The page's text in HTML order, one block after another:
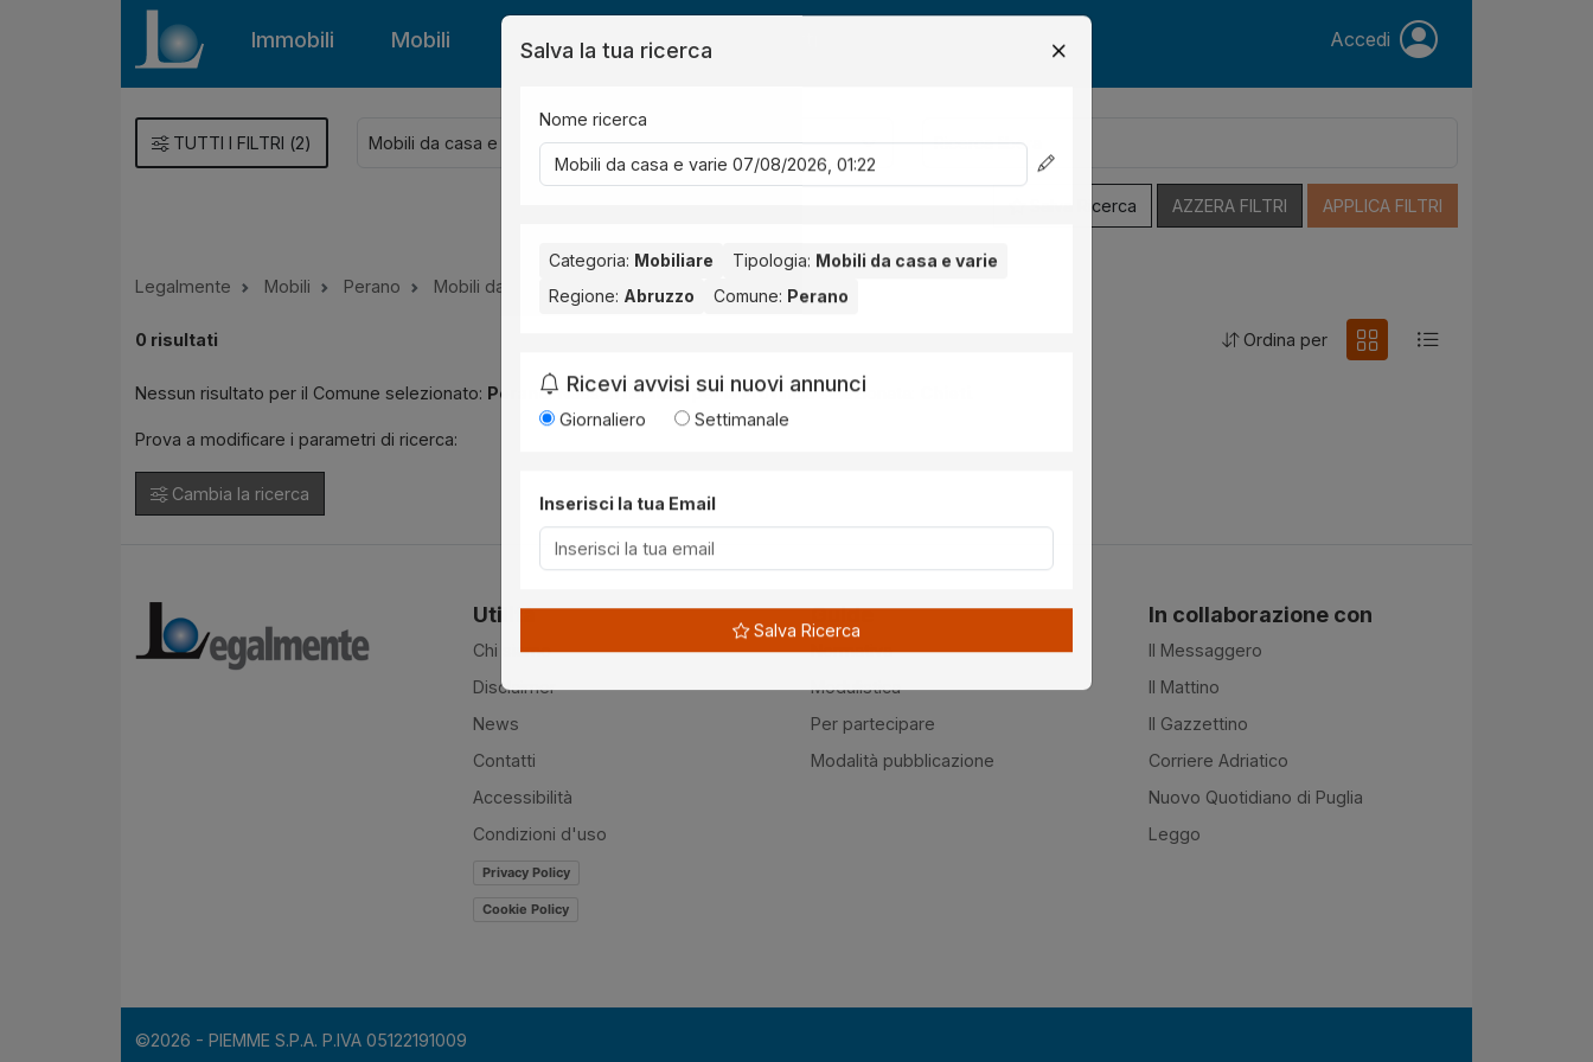
Immobili Mobili Guide News Accedi
TUTTI I FILTRI (2)
Salva Ricerca AZZERA FILTRI APPLICA FILTRI
Legalmente Mobili Perano Mobili da casa e varie
0 risultati Ordina per
Nessun risultato per il Comune selezionato: Perano. Nessun risultato per la Provincia selezionata:
Prova a modificare i parametri di ricerca:
Cambia la ricerca
Utilità
Chi siamo
Disclaimer
News
Contatti
Accessibilità
Condizioni d'uso
Privacy Policy
Cookie Policy
Guide
Normativa
Modulistica
Per partecipare
Modalità pubblicazione
In collaborazione con
Il Messaggero
Il Mattino
Il Gazzettino
Corriere Adriatico
Nuovo Quotidiano di Puglia
Leggo
©2026 - PIEMME S.P.A. P.IVA 05122191009
Nome ricerca
Inserisci la tua Email
Salva Ricerca